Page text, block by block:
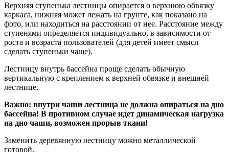
Верхняя ступенька лестницы опирается о верхнюю обвязку
каркаса, нижняя может лежать на грунте, как показано на
фото, или находиться на расстоянии от нее. Расстояние между
ступенями определяется индивидуально, в зависимости от
роста и возраста пользователей (для детей имеет смысл
сделать ступеньки чаще).
Лестницу внутрь бассейна проще сделать обычную
вертикальную с креплением к верхней обвязке и внешней
лестнице.
Важно: внутри чаши лестница не должна опираться на дно
бассейна! В противном случае идет динамическая нагрузка
на дно чаши, возможен прорыв ткани!
Заменить деревянную лестницу можно металлической
готовой.